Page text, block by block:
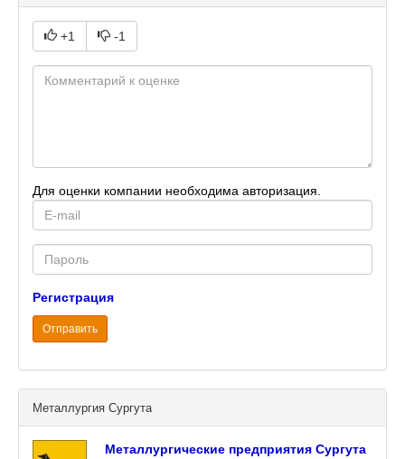
+1 -1
Для оценки компании необходима авторизация.
mail
Password
Регистрация
Отправить
Металлургия Сургута
Металлургические предприятия Сургута